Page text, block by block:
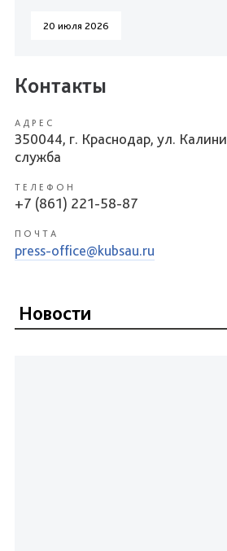
20 июля 2026
Контакты
АДРЕС
350044, г. Краснодар, ул.
служба
ТЕЛЕФОН
+7 (861) 221-58-87
ПОЧТА
press-office@kubsau.ru
Новости